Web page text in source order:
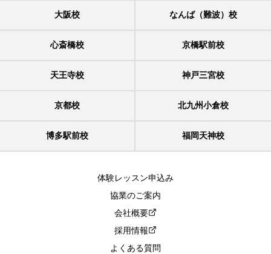
大阪校 なんば（難波）校
心斎橋校 京橋駅前校
天王寺校 神戸三宮校
京都校 北九州小倉校
博多駅前校 福岡天神校
体験レッスン申込み
協業のご案内
会社概要
採用情報
よくある質問